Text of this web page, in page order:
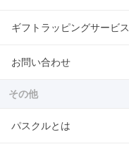
ギフトラッピングサービス
お問い合わせ
その他
パスクルとは